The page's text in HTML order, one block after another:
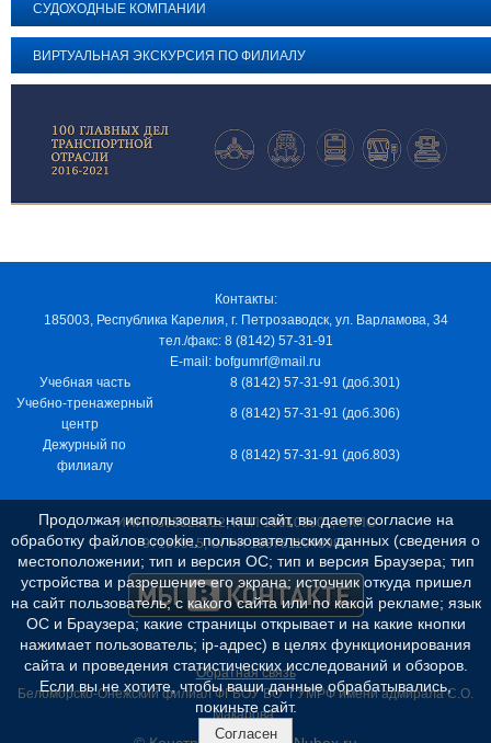
СУДОХОДНЫЕ КОМПАНИИ
ВИРТУАЛЬНАЯ ЭКСКУРСИЯ ПО ФИЛИАЛУ
Контакты:
185003, Республика Карелия, г. Петрозаводск, ул. Варламова, 34
тел./факс: 8 (8142) 57-31-91
E-mail: bofgumrf@mail.ru
Учебная часть
8 (8142) 57-31-91 (доб.301)
Учебно-тренажерный
центр
8 (8142) 57-31-91 (доб.306)
Дежурный по
филиалу
8 (8142) 57-31-91 (доб.803)
ИНН 7805029012, КПП 100103001, ОКПО
97163915, ОГРН 1037811048989
Обратная связь
Беломорско-Онежский филиал ФГБОУ ВО "ГУМРФ имени адмирала С.О.
Макарова"
Продолжая использовать наш сайт, вы даете согласие на
обработку файлов cookie, пользовательских данных (сведения о
местоположении; тип и версия ОС; тип и версия Браузера; тип
устройства и разрешение его экрана; источник откуда пришел
на сайт пользователь; с какого сайта или по какой рекламе; язык
ОС и Браузера; какие страницы открывает и на какие кнопки
нажимает пользователь; ip-адрес) в целях функционирования
сайта и проведения статистических исследований и обзоров.
Если вы не хотите, чтобы ваши данные обрабатывались,
покиньте сайт.
Согласен